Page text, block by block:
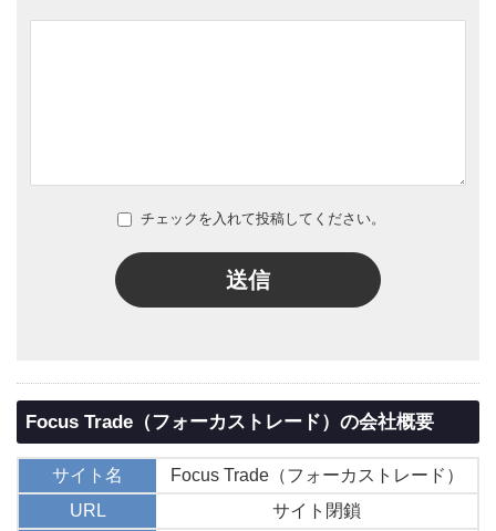
チェックを入れて投稿してください。
送信
Focus Trade（フォーカストレード）の会社概要
サイト名
Focus Trade（フォーカストレード）
URL
サイト閉鎖